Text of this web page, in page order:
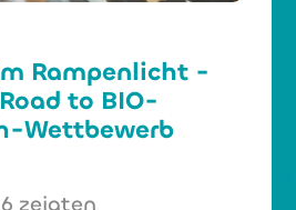
Rampenlicht -
to BIO-
Wettbewerb
zeigten